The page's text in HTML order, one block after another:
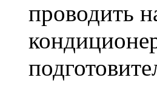
проводить